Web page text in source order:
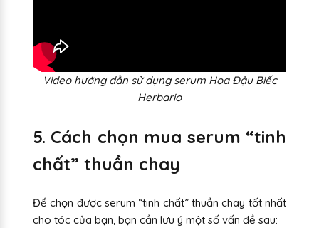
Video hướng dẫn sử dụng serum Hoa Đậu Biếc
Herbario
5. Cách chọn mua serum “tinh
chất” thuần chay
Để chọn được serum “tinh chất” thuần chay tốt nhất
cho tóc của bạn, bạn cần lưu ý một số vấn đề sau: